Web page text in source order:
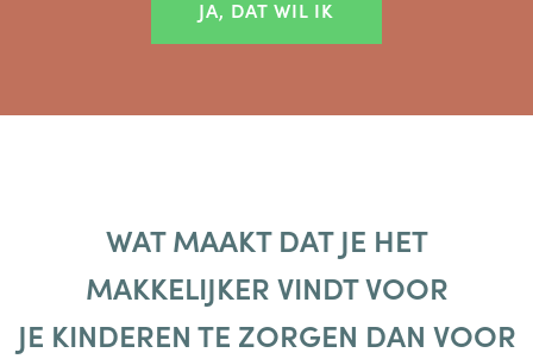
JA, DAT WIL IK
WAT MAAKT DAT JE HET
MAKKELIJKER VINDT VOOR
JE KINDEREN TE ZORGEN DAN VOOR